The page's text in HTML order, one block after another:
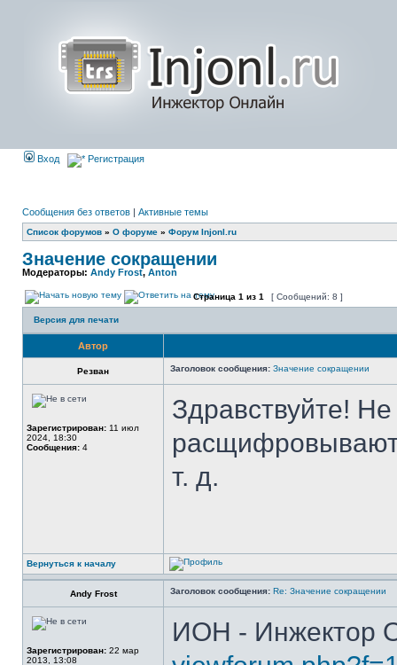
Вход Регистрация
Сообщения без ответов | Активные темы
Список форумов » О форуме » Форум Injonl.ru
Значение сокращении
Модераторы: Andy Frost, Anton
Страница 1 из 1 [ Сообщений: 8 ]
Версия для печати
Автор
Резван Заголовок сообщения: Значение сокращении
Зарегистрирован: 11 июл
2024, 18:30
Сообщения: 4
Здравствуйте!
т. д.
Вернуться к началу
Andy Frost Заголовок сообщения: Re: Значение сокращении
Зарегистрирован: 22 мар
2013, 13:08
ИОН - Инжектор